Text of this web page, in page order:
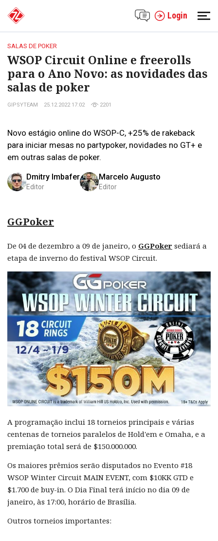
Login
SALAS DE POKER
WSOP Circuit Online e freerolls
para o Ano Novo: as novidades das
salas de poker
GIPSYTEAM 25.12.2022 17:02 2201
Novo estágio online do WSOP-C, +25% de rakeback
para iniciar mesas no partypoker, novidades no GT+ e
em outras salas de poker.
Dmitry Imbafer
Editor
Marcelo Augusto
Editor
GGPoker
De 04 de dezembro a 09 de janeiro, o GGPoker sediará a
etapa de inverno do festival WSOP Circuit.
A programação inclui 18 torneios principais e várias
centenas de torneios paralelos de Hold'em e Omaha, e a
premiação total será de $150.000.000.
Os maiores prêmios serão disputados no Evento #18
WSOP Winter Circuit MAIN EVENT, com $10KK GTD e
$1.700 de buy-in. O Dia Final terá início no dia 09 de
janeiro, às 17:00, horário de Brasília.
Outros torneios importantes: